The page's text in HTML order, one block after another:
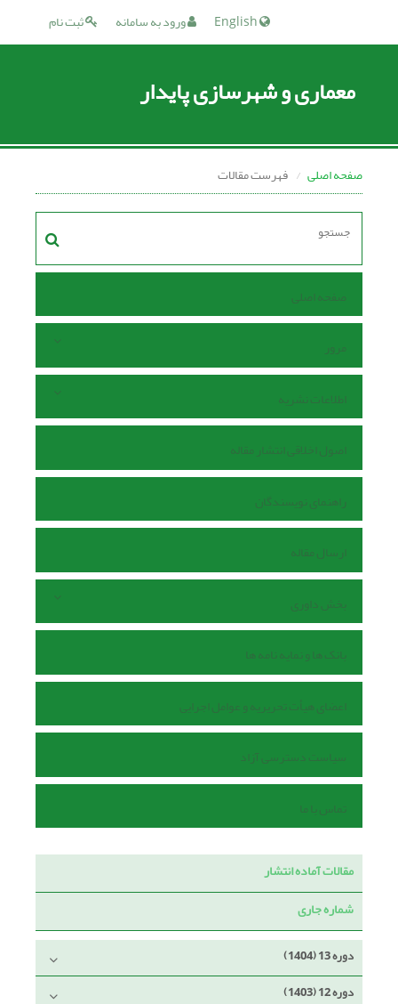
ثبت نام ورود به سامانه
معماری و شهرسازی پایدار
صفحه اصلی فهرست مقالات
صفحه اصلی
مرور
اطلاعات نشریه
اصول اخلاقی انتشار مقاله
راهنمای نویسندگان
ارسال مقاله
بخش داوری
بانک ها و نمایه نامه ها
اعضای هیأت تحریریه و عوامل اجرایی
سیاست دسترسی آزاد
تماس با ما
مقالات آماده انتشار
شماره جاری
دوره 13 (1404)
دوره 12 (1403)